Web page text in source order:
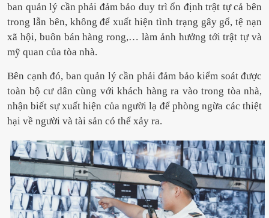
ban quản lý cần phải đảm bảo duy trì ổn định trật tự cả bên
trong lẫn bên, không để xuất hiện tình trạng gây gổ, tệ nạn
xã hội, buôn bán hàng rong,… làm ảnh hưởng tới trật tự và
mỹ quan của tòa nhà.
Bên cạnh đó, ban quản lý cần phải đảm bảo kiểm soát được
toàn bộ cư dân cùng với khách hàng ra vào trong tòa nhà,
nhận biết sự xuất hiện của người lạ để phòng ngừa các thiệt
hại về người và tài sản có thể xảy ra.